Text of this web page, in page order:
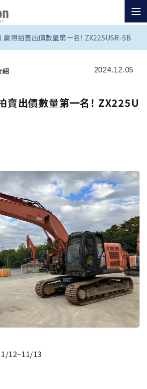
贏得拍賣出價數量第一名！ ZX225USR-5B
紹 2024.12.05
出價數量第一名！ ZX225U
12~11/13